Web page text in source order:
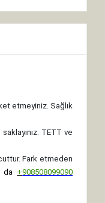
etmeyiniz. Sağlık
TETT ve
Fark etmeden
da +908508099090